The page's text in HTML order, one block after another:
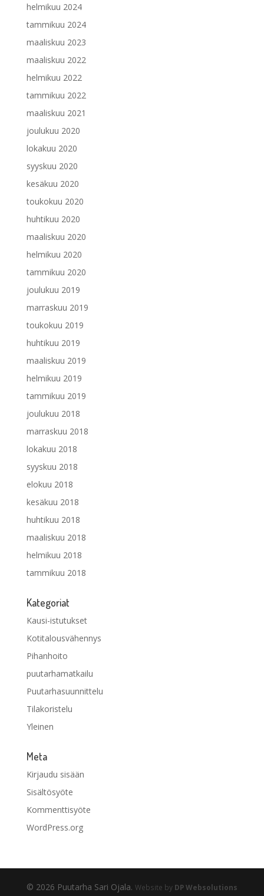
helmikuu 2024
tammikuu 2024
maaliskuu 2023
maaliskuu 2022
helmikuu 2022
tammikuu 2022
maaliskuu 2021
joulukuu 2020
lokakuu 2020
syyskuu 2020
kesäkuu 2020
toukokuu 2020
huhtikuu 2020
maaliskuu 2020
helmikuu 2020
tammikuu 2020
joulukuu 2019
marraskuu 2019
toukokuu 2019
huhtikuu 2019
maaliskuu 2019
helmikuu 2019
tammikuu 2019
joulukuu 2018
marraskuu 2018
lokakuu 2018
syyskuu 2018
elokuu 2018
kesäkuu 2018
huhtikuu 2018
maaliskuu 2018
helmikuu 2018
tammikuu 2018
Kategoriat
Kausi-istutukset
Kotitalousvähennys
Pihanhoito
puutarhamatkailu
Puutarhasuunnittelu
Tilakoristelu
Yleinen
Meta
Kirjaudu sisään
Sisältösyöte
Kommenttisyöte
WordPress.org
© 2026 Puutarha Sari Ojala. Website by DP Websolutions